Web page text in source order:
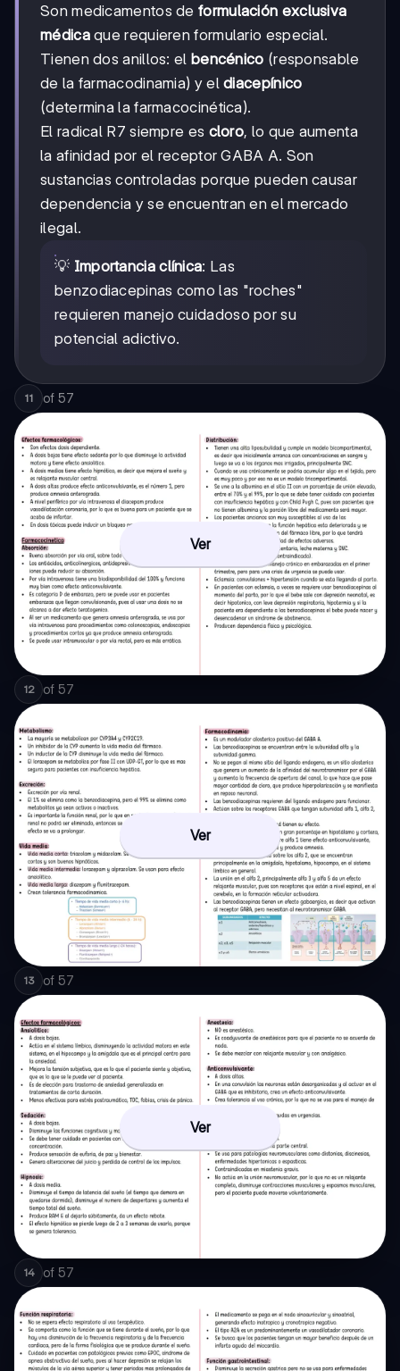
Son medicamentos de formulación exclusiva
médicaque requieren formulario especial.
Tienen dos anillos: el bencénico (responsable
de la farmacodinamia) y eldiacepínico
(determina la farmacocinética).
El radical R7 siempre es cloro, lo que aumenta
la afinidad por el receptor GABA A. Son
sustancias controladas porque pueden causar
dependencia y se encuentran en el mercado
ilegal.
💡 Importancia clínica: Las
benzodiacepinas como las "roches"
requieren manejo cuidadoso por su
potencial adictivo.
11 of 57
Ver
12 of 57
Ver
13 of 57
Ver
14 of 57